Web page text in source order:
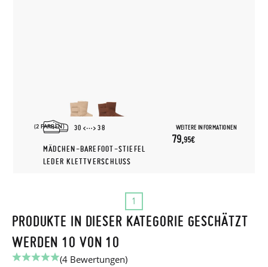
(2 FARBEN) WEITERE INFORMATIONEN
30 38
MÄDCHEN-BAREFOOT-STIEFEL
LEDER KLETTVERSCHLUSS
79,95€
1
PRODUKTE IN DIESER KATEGORIE GESCHÄTZT
WERDEN 10 VON 10
(4 Bewertungen)